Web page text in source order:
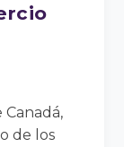
Canadá,
de los